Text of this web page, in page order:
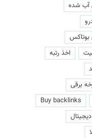
سه‌جانبه
پاکستان و ترکیه
آب شده
بوتاکس
اخذ رتبه
برقی
Buy backlinks